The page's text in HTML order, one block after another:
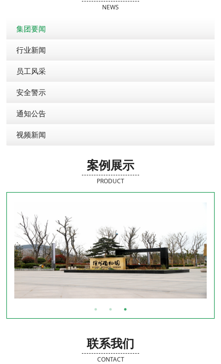
NEWS
集团要闻
行业新闻
员工风采
安全警示
通知公告
视频新闻
案例展示
PRODUCT
联系我们
CONTACT